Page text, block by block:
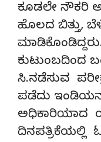
ಕೂಡಲೇ ನೌಕರಿ
ಹೊಲದ ಬಿತ್ತು,
ಕುಟುಂಬದಿಂದ
ಸಿ.ನಡೆಸುವ
ಪಡೆದು ಇಂಡಿಯನ್
ಅಧಿಕಾರಿಯಾದ
ದಿನಪತ್ರಿಕೆಯಲ್ಲಿ